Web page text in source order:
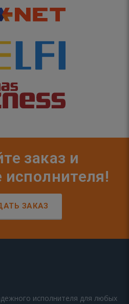
заказ и
исполнителя!
ЗАКАЗ
исполнителя для любых